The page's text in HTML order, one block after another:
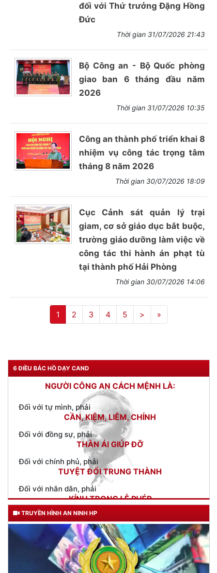
đối với Thứ trưởng Đặng Hồng
Đức
Thời gian 31/07/2026 21:43
Bộ Công an - Bộ Quốc phòng
giao ban 6 tháng đầu năm
2026
Thời gian 31/07/2026 10:35
Công an thành phố triển khai 8
nhiệm vụ công tác trọng tâm
tháng 8 năm 2026
Thời gian 30/07/2026 18:09
Cục Cảnh sát quản lý trại
giam, cơ sở giáo dục bắt buộc,
trường giáo dưỡng làm việc về
công tác thi hành án phạt tù
tại thành phố Hải Phòng
Thời gian 30/07/2026 14:06
1 2 3 4 5 > »
6 ĐIỀU BÁC HỒ DẠY CAND
TƯ CÁCH
NGƯỜI CÔNG AN CÁCH MỆNH LÀ:
Đối với tự mình, phải
CẦN, KIỆM, LIÊM, CHÍNH
Đối với đồng sự, phải
THÂN ÁI GIÚP ĐỠ
Đối với chính phủ, phải
TUYỆT ĐỐI TRUNG THÀNH
Đối với nhân dân, phải
KÍNH TRỌNG LỄ PHÉP
Đối với công việc, phải
TẬN TỤY
Đối với địch, phải
CƯƠNG QUYẾT, KHÔN KHÉO
Trích thư Chủ tịch Hồ Chí Minh
gửi Công an Khu XII,
TRUYỀN HÌNH AN NINH HP